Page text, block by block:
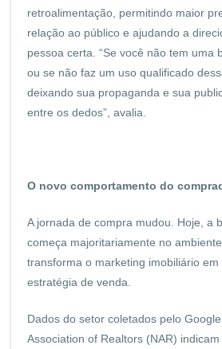
retroalimentação, permitindo maior
relação ao público e ajudando a
pessoa certa. “Se você não tem uma
ou se não faz um uso qualificado
deixando sua propaganda e sua
entre os dedos”, avalia.
O novo comportamento do
A jornada de compra mudou. Hoje, a
começa majoritariamente no
transforma o marketing imobiliário em
estratégia de venda.
Dados do setor coletados pelo
Association of Realtors (NAR)